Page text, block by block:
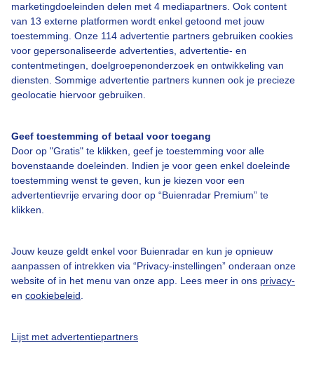
marketingdoeleinden delen met 4 mediapartners. Ook content
van 13 externe platformen wordt enkel getoond met jouw
toestemming. Onze 114 advertentie partners gebruiken cookies
voor gepersonaliseerde advertenties, advertentie- en
contentmetingen, doelgroepenonderzoek en ontwikkeling van
diensten. Sommige advertentie partners kunnen ook je precieze
geolocatie hiervoor gebruiken.
Geef toestemming of betaal voor toegang
Door op "Gratis" te klikken, geef je toestemming voor alle
bovenstaande doeleinden. Indien je voor geen enkel doeleinde
toestemming wenst te geven, kun je kiezen voor een
advertentievrije ervaring door op “Buienradar Premium” te
klikken.
Jouw keuze geldt enkel voor Buienradar en kun je opnieuw
aanpassen of intrekken via “Privacy-instellingen” onderaan onze
website of in het menu van onze app. Lees meer in ons privacy-
en cookiebeleid
Lijst met advertentiepartners
Een moment geduld aub...
Over Buienradar
Bedrijfsgegevens
Veelgestelde vragen
Toegankelijkheid
Gebruikersvoorwaarden
Adverteren